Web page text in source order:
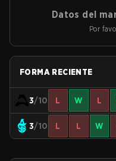
Datos del
Por
FORMA RECIENTE
3/10 L W L
3/10 L L W